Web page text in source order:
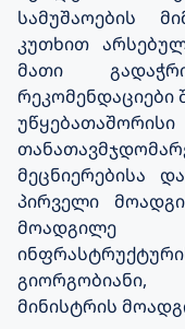
სამუშაოების
კუთხით
მათი
რეკომენდაციები
მეცნიერებისა
პირველი
მოადგილე
გიორგობიანი,
მინისტრის